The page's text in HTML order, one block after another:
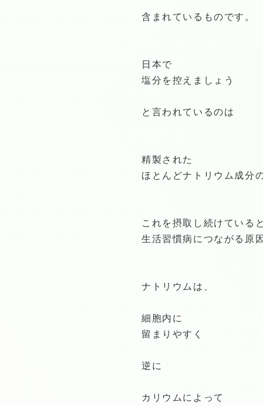
含まれているものです。
日本で
塩分を控えましょう
と言われているのは
精製された
ほとんどナトリウム成分
これを摂取し続けている
生活習慣病につながる原
ナトリウムは、
細胞内に
留まりやすく
逆に
カリウムによって